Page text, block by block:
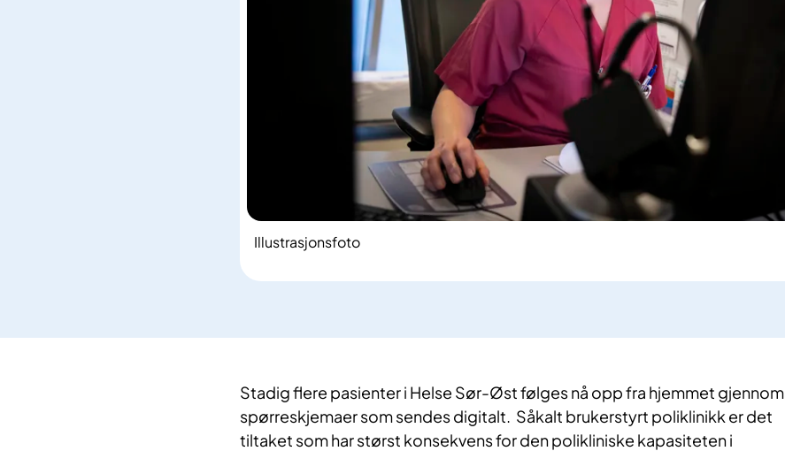
Illustrasjonsfoto
Stadig flere pasienter i Helse Sør-Øst følges nå opp fra hjemmet gjennom
spørreskjemaer som sendes digitalt. Såkalt brukerstyrt poliklinikk er det
tiltaket som har størst konsekvens for den polikliniske kapasiteten i